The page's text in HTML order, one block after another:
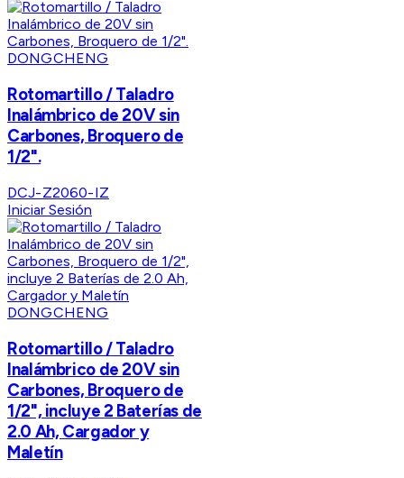
DONGCHENG
Rotomartillo / Taladro
Inalámbrico de 20V sin
Carbones, Broquero de
1/2".
DCJ-Z2060-IZ
Iniciar Sesión
DONGCHENG
Rotomartillo / Taladro
Inalámbrico de 20V sin
Carbones, Broquero de
1/2", incluye 2 Baterías de
2.0 Ah, Cargador y
Maletín